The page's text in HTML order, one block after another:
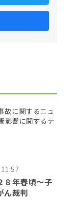
故に関するニュ
影響に関するテ
８年春頃〜子
ん裁判